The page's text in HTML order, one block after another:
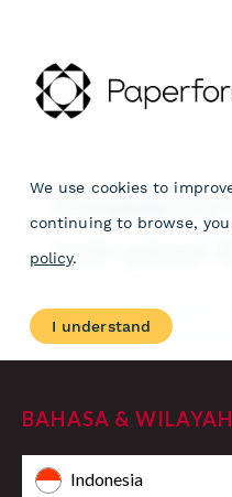
BAHASA & WILAYAH
Indonesia